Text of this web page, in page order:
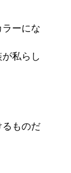
ーにな
私らし
ものだ